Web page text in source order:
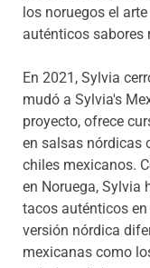
los noruegos el
auténticos sabores
En 2021, Sylvia
mudó a Sylvia's
proyecto, ofrece
en salsas nórdicas
chiles mexicanos.
en Noruega, Sylvia
tacos auténticos
versión nórdica
mexicanas como